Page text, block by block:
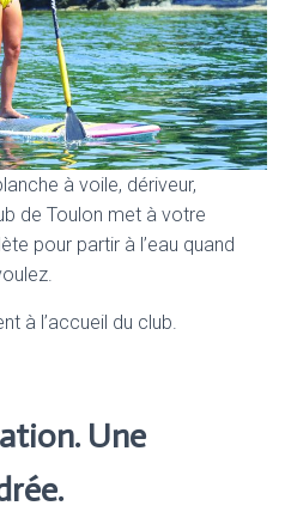
à voile, dériveur,
de Toulon met à votre
pour partir à l’eau quand
à l’accueil du club.
Une